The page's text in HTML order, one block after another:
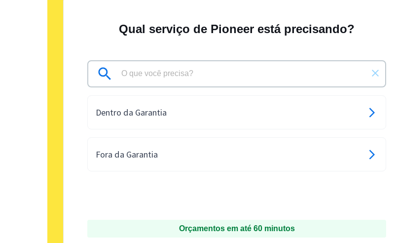
Qual serviço de Pioneer está precisando?
Dentro da Garantia
Fora da Garantia
Orçamentos em até 60 minutos